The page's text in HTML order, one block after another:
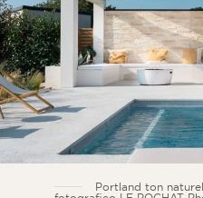
Portland ton